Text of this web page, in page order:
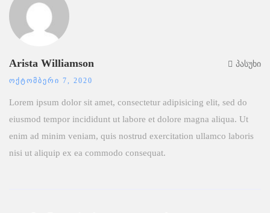
Arista Williamson
ᲝᲥᲢᲝᲛᲑᲔᲠᲘ 7, 2020
პასუხი
Lorem ipsum dolor sit amet, consectetur adipisicing elit, sed do
eiusmod tempor incididunt ut labore et dolore magna aliqua. Ut
enim ad minim veniam, quis nostrud exercitation ullamco laboris
nisi ut aliquip ex ea commodo consequat.